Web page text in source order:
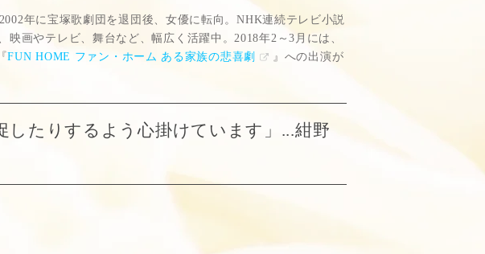
年に宝塚歌劇団を退団後、女優に転向。NHK連続テレビ小説
画やテレビ、舞台など、幅広く活躍中。2018年2～3月には、
FUN HOME ファン・ホーム ある家族の悲喜劇
』への出演が
したりするよう心掛けています」...紺野